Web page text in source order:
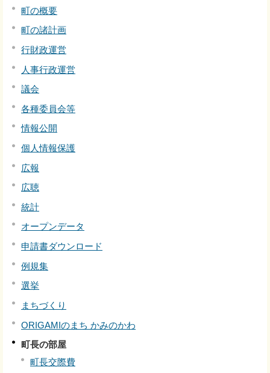
町の概要
町の諸計画
行財政運営
人事行政運営
議会
各種委員会等
情報公開
個人情報保護
広報
広聴
統計
オープンデータ
申請書ダウンロード
例規集
選挙
まちづくり
ORIGAMIのまち かみのかわ
町長の部屋
町長交際費